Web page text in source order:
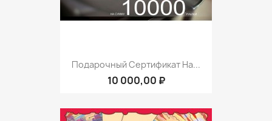
Подарочный Сертификат На...
10 000,00 ₽